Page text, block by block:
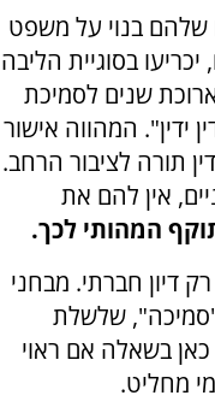
שלהם בנוי על משפט
יכריעו בסוגיית הליבה
שנים לסמיכת
ידין". המהווה אישור
תורה לציבור הרחב.
אין להם את
המהותי לכך.
דיון חברתי. מבחני
שלשלת
בשאלה אם ראוי
מחליט.